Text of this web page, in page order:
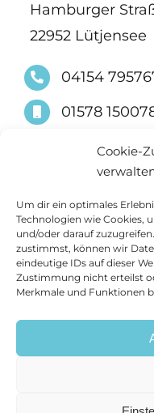
Cookie-
Um dir ein optimales
Technologien wie Cookies,
und/oder darauf
zustimmst, können wir
eindeutige IDs auf dieser
Zustimmung nicht erteilst
Merkmale und Funktionen
left
blank
Hamburger
22952 Lütjensee
04154
01578